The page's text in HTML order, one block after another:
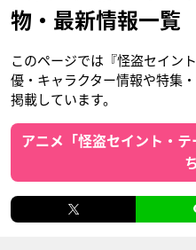
物・最新情報一覧
このページでは『怪盗セイン
優・キャラクター情報や特集
掲載しています。
アニメ「怪盗セイント・